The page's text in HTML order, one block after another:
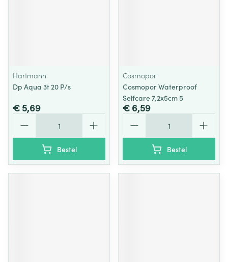
Hartmann
Dp Aqua 3t 20 P/s
€ 5,69
Bestel
Cosmopor
Cosmopor Waterproof
Selfcare 7,2x5cm 5
€ 6,59
Bestel